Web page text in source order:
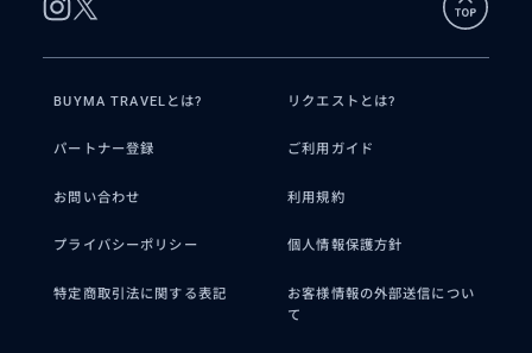
BUYMA TRAVELとは? リクエストとは?
パートナー登録 ご利用ガイド
お問い合わせ 利用規約
プライバシーポリシー 個人情報保護方針
特定商取引法に関する表記
お客様情報の外部送信につい
て